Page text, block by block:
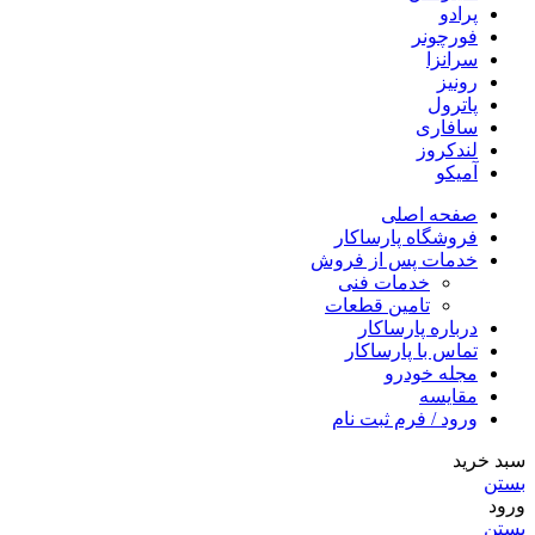
پرادو
فورچونر
سرانزا
رونیز
پاترول
سافاری
لندکروز
آمیکو
صفحه اصلی
فروشگاه پارساکار
خدمات پس از فروش
خدمات فنی
تامین قطعات
درباره پارساکار
تماس با پارساکار
مجله خودرو
مقایسه
ورود / فرم ثبت نام
سبد خرید
بستن
ورود
بستن